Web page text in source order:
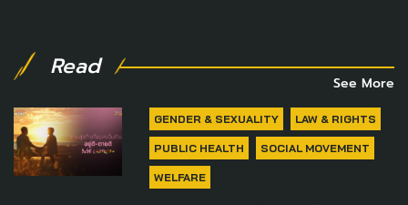
Read
See More
GENDER & SEXUALITY LAW & RIGHTS
PUBLIC HEALTH SOCIAL MOVEMENT
WELFARE